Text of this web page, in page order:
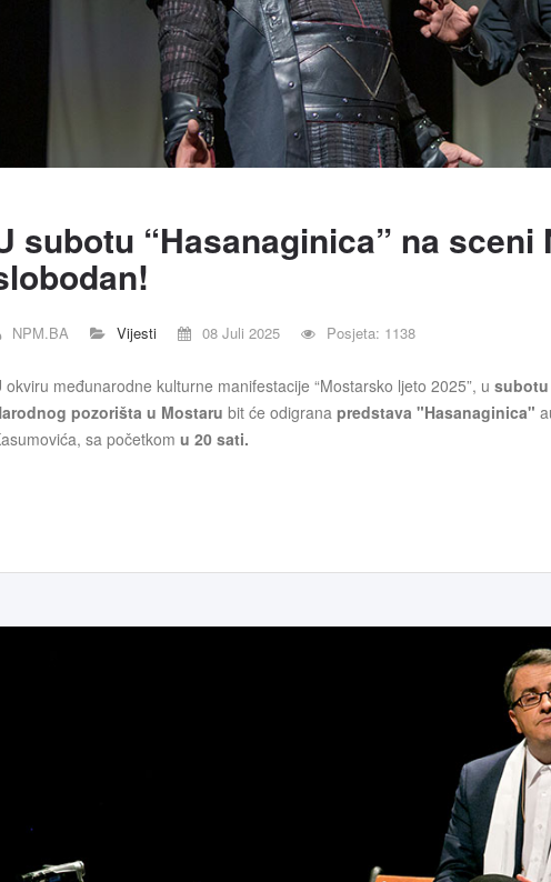
subotu “Hasanaginica” na sceni
NPM.BA Vijesti 08 Juli 2025 Posjeta: 1138
okviru međunarodne kulturne manifestacije “Mostarsko ljeto 2025”, u subotu
pozorišta u Mostaru bit će odigrana predstava "Hasanaginica"
sa početkom u 20 sati.